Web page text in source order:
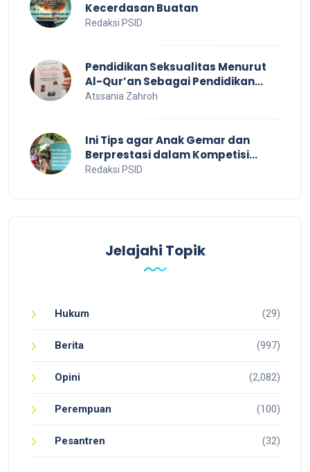
Kecerdasan Buatan
Redaksi PSID
Pendidikan Seksualitas Menurut
Al-Qur’an Sebagai Pendidikan
Dalam Keluarga
Atssania Zahroh
Ini Tips agar Anak Gemar dan
Berprestasi dalam Kompetisi
Bahasa Inggris
Redaksi PSID
Jelajahi Topik
Hukum (29)
Berita (997)
Opini (2,082)
Perempuan (100)
Pesantren (32)